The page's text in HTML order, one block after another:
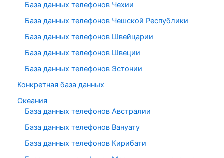
База данных телефонов Чехии
База данных телефонов Чешской Республики
База данных телефонов Швейцарии
База данных телефонов Швеции
База данных телефонов Эстонии
Конкретная база данных
Океания
База данных телефонов Австралии
База данных телефонов Вануату
База данных телефонов Кирибати